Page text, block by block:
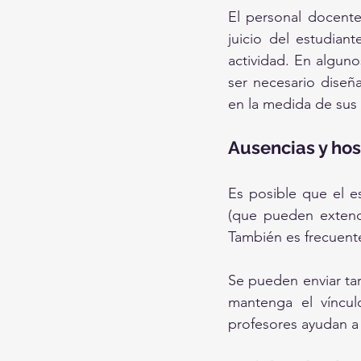
El personal
juicio del
actividad. En
ser necesario
en la medida de
Ausencias y
Es posible que el
(que pueden
También es
Se pueden enviar
mantenga el
profesores ayudan